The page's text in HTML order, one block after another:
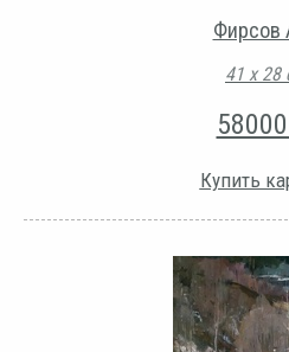
Фирсов
41 х 28
58000
Купить